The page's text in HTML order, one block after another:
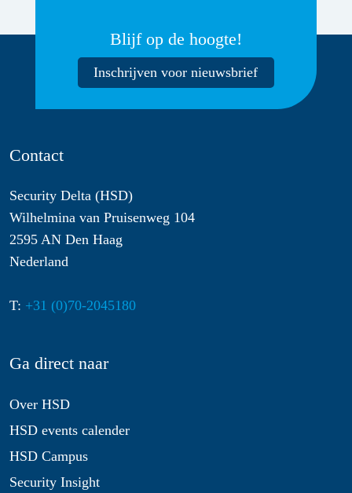
Blijf op de hoogte!
Inschrijven voor nieuwsbrief
Contact
Security Delta (HSD)
Wilhelmina van Pruisenweg 104
2595 AN Den Haag
Nederland
T: +31 (0)70-2045180
Ga direct naar
Over HSD
HSD events calender
HSD Campus
Security Insight